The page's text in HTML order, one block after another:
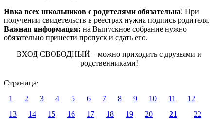
Явка всех школьников с родителями обязательна! При
получении свидетельств в реестрах нужна подпись родителя.
Важная информация: на Выпускное собрание нужно
обязательно принести пропуск и сдать его.
ВХОД СВОБОДНЫЙ – можно приходить с друзьями и
родственниками!
Страница:
1
2 3 4 5 6 7 8 9 10 11
12
13
14 15 16 17 18 19 20 21 22